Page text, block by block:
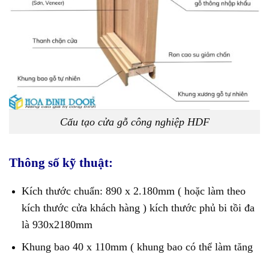
Cấu tạo cửa gỗ công nghiệp HDF
Thông số kỹ thuật:
Kích thước chuẩn: 890 x 2.180mm ( hoặc làm theo
kích thước cửa khách hàng ) kích thước phủ bi tồi đa
là 930x2180mm
Khung bao 40 x 110mm ( khung bao có thể làm tăng